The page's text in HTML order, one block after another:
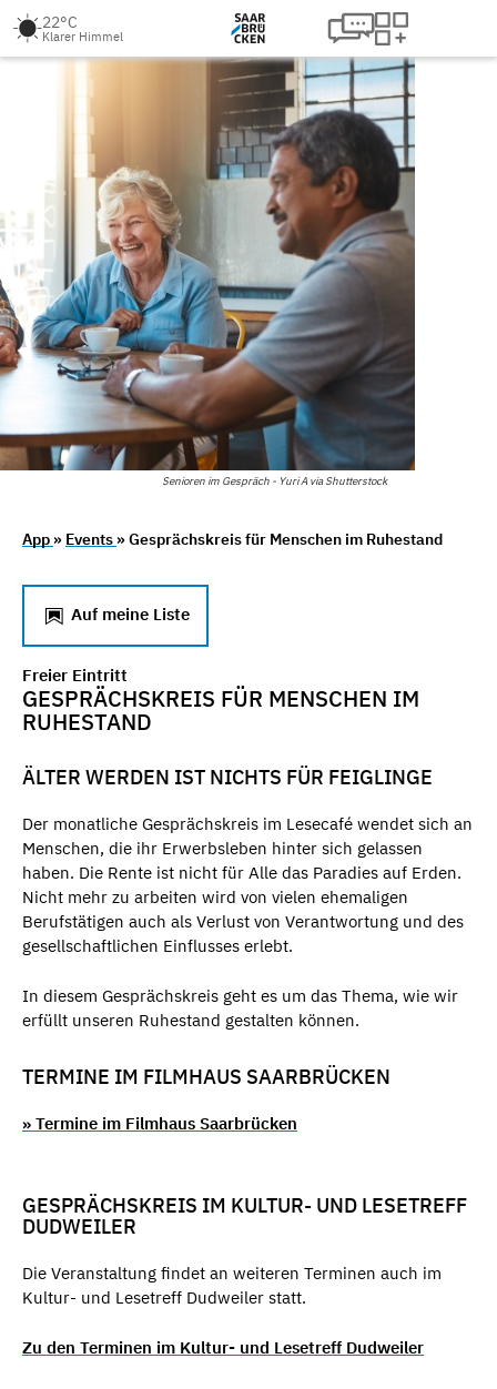
22°C
Klarer Himmel
Senioren im Gespräch - Yuri A via Shutterstock
App » Events » Gesprächskreis für Menschen im Ruhestand
Auf meine Liste
Freier Eintritt
GESPRÄCHSKREIS FÜR MENSCHEN IM
RUHESTAND
ÄLTER WERDEN IST NICHTS FÜR FEIGLINGE
Der monatliche Gesprächskreis im Lesecafé wendet sich an
Menschen, die ihr Erwerbsleben hinter sich gelassen
haben. Die Rente ist nicht für Alle das Paradies auf Erden.
Nicht mehr zu arbeiten wird von vielen ehemaligen
Berufstätigen auch als Verlust von Verantwortung und des
gesellschaftlichen Einflusses erlebt.
In diesem Gesprächskreis geht es um das Thema, wie wir
erfüllt unseren Ruhestand gestalten können.
TERMINE IM FILMHAUS SAARBRÜCKEN
» Termine im Filmhaus Saarbrücken
GESPRÄCHSKREIS IM KULTUR- UND LESETREFF
DUDWEILER
Die Veranstaltung findet an weiteren Terminen auch im
Kultur- und Lesetreff Dudweiler statt.
Zu den Terminen im Kultur- und Lesetreff Dudweiler